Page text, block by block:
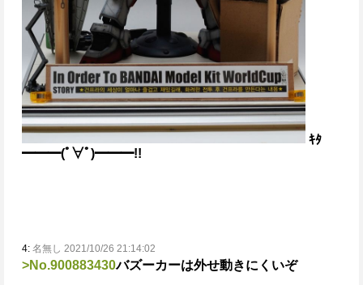
ｷﾀ
━━━(ﾟ∀ﾟ)━━━!!
4: 名無し 2021/10/26 21:14:02
>No.900883430バズーカーは外せ動きにくいぞ